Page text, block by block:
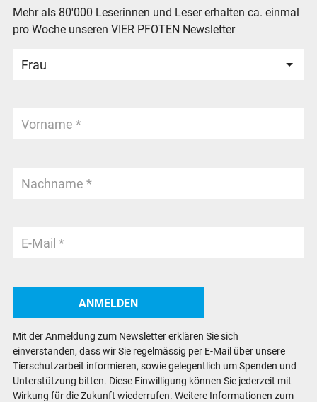
Mehr als 80'000 Leserinnen und Leser erhalten ca. einmal
pro Woche unseren VIER PFOTEN Newsletter
Mit der Anmeldung zum Newsletter erklären Sie sich
einverstanden, dass wir Sie regelmässig per E-Mail über unsere
Tierschutzarbeit informieren, sowie gelegentlich um Spenden und
Unterstützung bitten. Diese Einwilligung können Sie jederzeit mit
Wirkung für die Zukunft wiederrufen. Weitere Informationen zum